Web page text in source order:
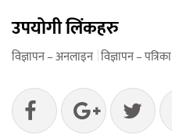
उपयोगी लिंकहरु
विज्ञापन – अनलाइन विज्ञापन – पत्रिका